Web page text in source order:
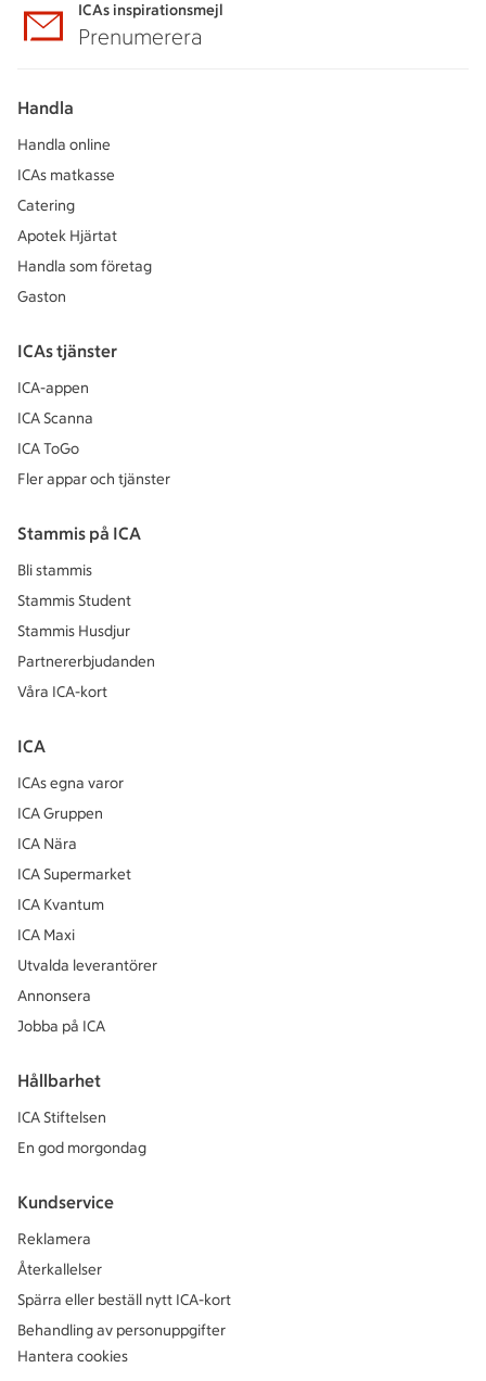
ICAs inspirationsmejl
Prenumerera
Handla
Handla online
ICAs matkasse
Catering
Apotek Hjärtat
Handla som företag
Gaston
ICAs tjänster
ICA-appen
ICA Scanna
ICA ToGo
Fler appar och tjänster
Stammis på ICA
Bli stammis
Stammis Student
Stammis Husdjur
Partnererbjudanden
Våra ICA-kort
ICA
ICAs egna varor
ICA Gruppen
ICA Nära
ICA Supermarket
ICA Kvantum
ICA Maxi
Utvalda leverantörer
Annonsera
Jobba på ICA
Hållbarhet
ICA Stiftelsen
En god morgondag
Kundservice
Reklamera
Återkallelser
Spärra eller beställ nytt ICA-kort
Behandling av personuppgifter
Hantera cookies